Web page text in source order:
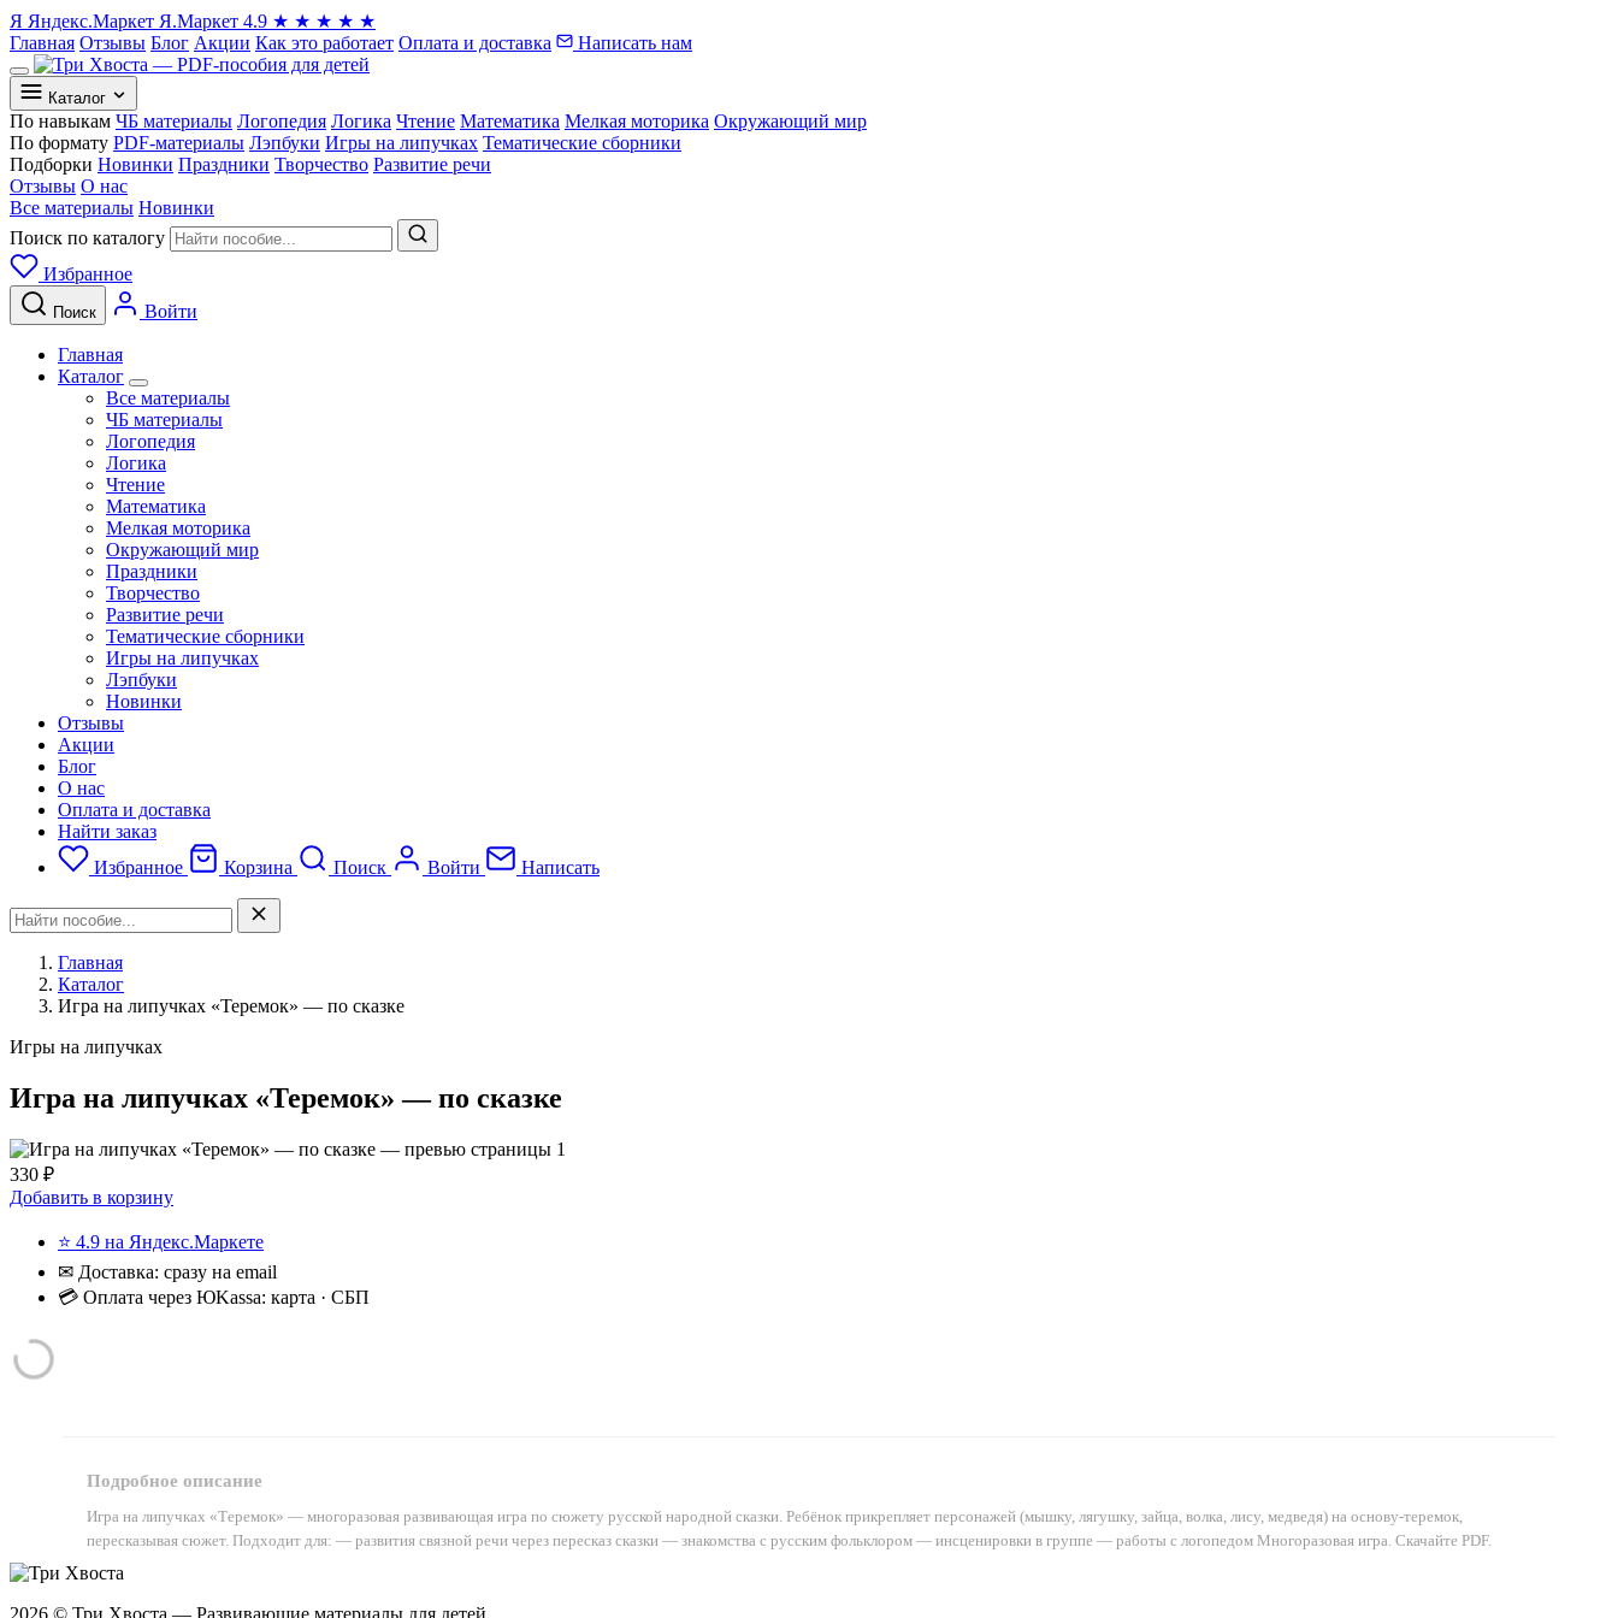
Я Яндекс.Маркет Я.Маркет 4.9 ★ ★ ★ ★ ★
Главная Отзывы Блог Акции Как это работает Оплата и доставка Написать нам
Каталог
По навыкам ЧБ материалы Логопедия Логика Чтение Математика Мелкая моторика Окружающий мир
По формату PDF-материалы Лэпбуки Игры на липучках Тематические сборники
Подборки Новинки Праздники Творчество Развитие речи
Отзывы О нас
Все материалы Новинки
Поиск по каталогу
Избранное
Поиск Войти
Главная
Каталог
Все материалы
ЧБ материалы
Логопедия
Логика
Чтение
Математика
Мелкая моторика
Окружающий мир
Праздники
Творчество
Развитие речи
Тематические сборники
Игры на липучках
Лэпбуки
Новинки
Отзывы
Акции
Блог
О нас
Оплата и доставка
Найти заказ
Избранное
Корзина Поиск Войти Написать
Главная
Каталог
Игра на липучках «Теремок» — по сказке
Игры на липучках
Игра на липучках «Теремок» — по сказке
330 ₽
Добавить в корзину
⭐ 4.9 на Яндекс.Маркете
✉ Доставка: сразу на email
💳 Оплата через ЮKassa: карта · СБП
Подробное описание
Игра на липучках «Теремок» — многоразовая развивающая игра по сюжету русской народной сказки. Ребёнок прикрепляет персонажей (мышку, лягушку, зайца, волка, лису, медведя) на основу-теремок,
пересказывая сюжет. Подходит для: — развития связной речи через пересказ сказки — знакомства с русским фольклором — инсценировки в группе — работы с логопедом Многоразовая игра. Скачайте PDF.
2026 © Три Хвоста — Развивающие материалы для детей